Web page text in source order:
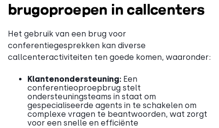
brugoproepen in callcenters
Het gebruik van een brug voor
conferentiegesprekken kan diverse
callcenteractiviteiten ten goede komen, waaronder:
Klantenondersteuning: Een
conferentieoproepbrug stelt
ondersteuningsteams in staat om
gespecialiseerde agents in te schakelen om
complexe vragen te beantwoorden, wat zorgt
voor een snelle en efficiënte